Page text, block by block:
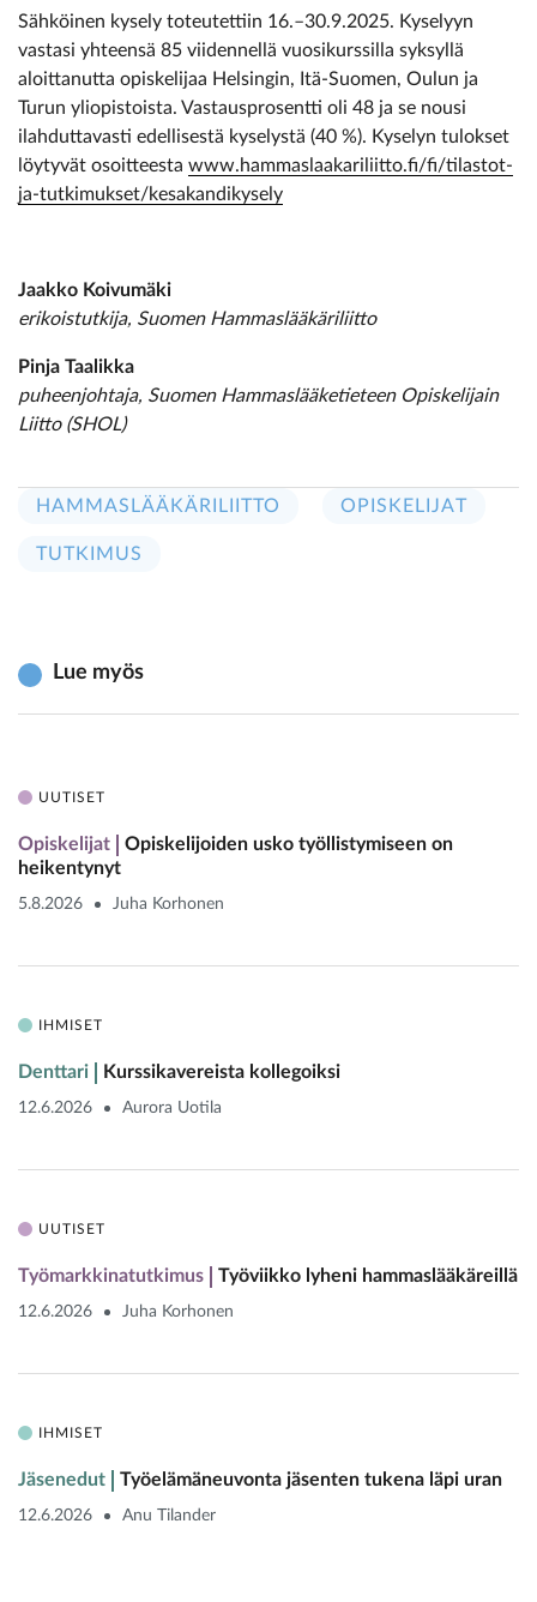
Sähköinen kysely toteutettiin 16.–30.9.2025. Kyselyyn
vastasi yhteensä 85 viidennellä vuosikurssilla syksyllä
aloittanutta opiskelijaa Helsingin, Itä-Suomen, Oulun ja
Turun yliopistoista. Vastausprosentti oli 48 ja se nousi
ilahduttavasti edellisestä kyselystä (40 %). Kyselyn tulokset
löytyvät osoitteesta www.hammaslaakariliitto.fi/fi/tilastot-
ja-tutkimukset/kesakandikysely
Jaakko Koivumäki
erikoistutkija, Suomen Hammaslääkäriliitto
Pinja Taalikka
puheenjohtaja, Suomen Hammaslääke­tieteen Opiskelijain
Liitto (SHOL)
HAMMASLÄÄKÄRILIITTO OPISKELIJAT
TUTKIMUS
Lue myös
UUTISET
Opiskelijat
Opiskelijoiden usko työllistymiseen on
heikentynyt
5.8.2026 Juha Korhonen
IHMISET
Denttari Kurssikavereista kollegoiksi
12.6.2026 Aurora Uotila
UUTISET
Työmarkkinatutkimus Työviikko lyheni hammaslääkäreillä
12.6.2026 Juha Korhonen
IHMISET
Jäsenedut Työelämäneuvonta jäsenten tukena läpi uran
12.6.2026 Anu Tilander